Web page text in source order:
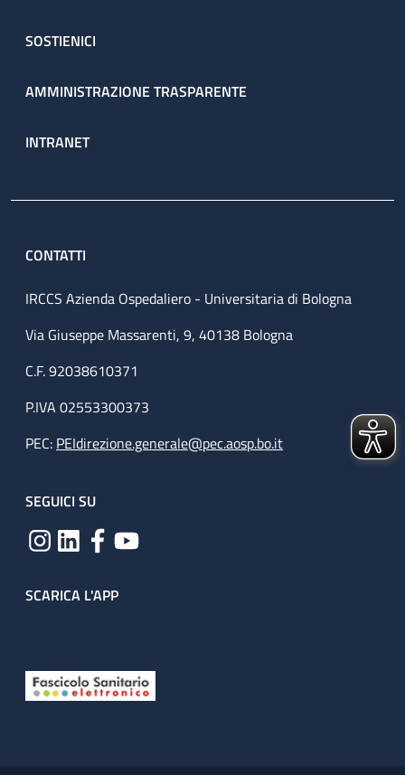
SOSTIENICI
AMMINISTRAZIONE TRASPARENTE
INTRANET
CONTATTI
IRCCS Azienda Ospedaliero - Universitaria di Bologna
Via Giuseppe Massarenti, 9, 40138 Bologna
C.F. 92038610371
P.IVA 02553300373
PEC: PEIdirezione.generale@pec.aosp.bo.it
SEGUICI SU
SCARICA L'APP